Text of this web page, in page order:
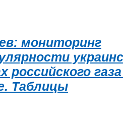
мониторинг
российского
Таблицы